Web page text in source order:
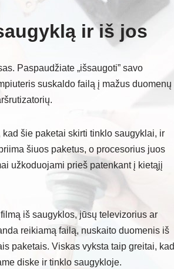
ir iš jos
Paspaudžiate „išsaugoti” savo
suskaldo failą į mažus duomenų
šie paketai skirti tinklo saugyklai, ir
šiuos paketus, o procesorius juos
užkoduojami prieš patenkant į kietąjį
iš saugyklos, jūsų televizorius ar
reikiamą failą, nuskaito duomenis iš
paketais. Viskas vyksta taip greitai, kad
diske ir tinklo saugykloje.